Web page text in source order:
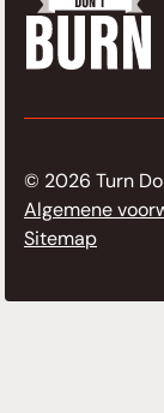
© 2026 Turn
Algemene
Sitemap